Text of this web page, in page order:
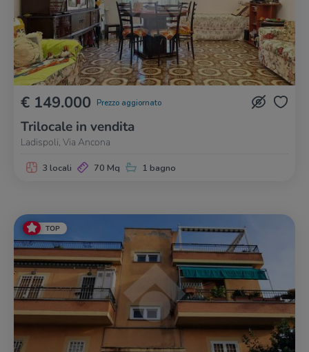
€ 149.000 Prezzo aggiornato
Trilocale in vendita
Ladispoli, Via Ancona
3 locali 70 Mq 1 bagno
TOP